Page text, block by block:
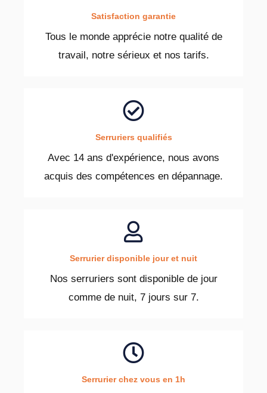
Satisfaction garantie
Tous le monde apprécie notre qualité de
travail, notre sérieux et nos tarifs.
Serruriers qualifiés
Avec 14 ans d'expérience, nous avons
acquis des compétences en dépannage.
Serrurier disponible jour et nuit
Nos serruriers sont disponible de jour
comme de nuit, 7 jours sur 7.
Serrurier chez vous en 1h